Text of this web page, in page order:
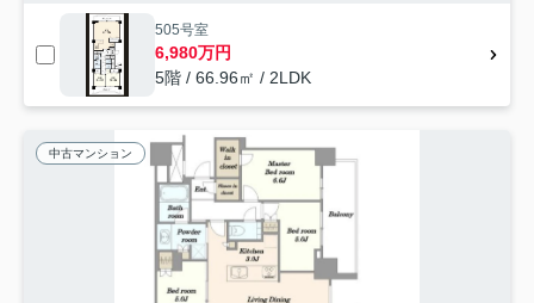
505号室
6,980万円
5階 / 66.96㎡ / 2LDK
中古マンション